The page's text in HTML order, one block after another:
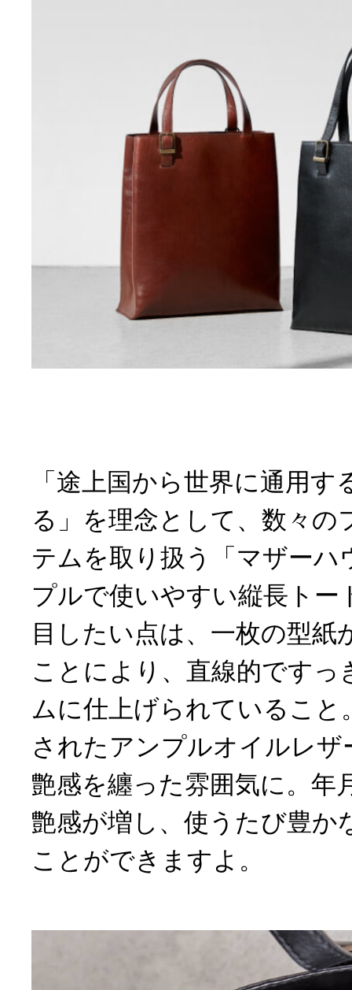
「途上国から世界に通用
る」を理念として、数々の
テムを取り扱う「マザーハ
プルで使いやすい縦長トー
目したい点は、一枚の型紙
ことにより、直線的ですっ
ムに仕上げられていること
されたアンプルオイルレ
艶感を纏った雰囲気に。年
艶感が増し、使うたび豊か
ことができますよ。